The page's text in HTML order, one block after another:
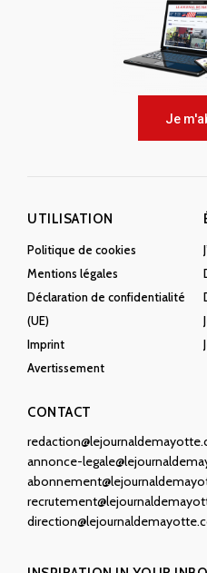
Je
UTILISATION
Politique de cookies
Mentions légales
Déclaration de confidentialité
(UE)
Imprint
Avertissement
CONTACT
annonce-